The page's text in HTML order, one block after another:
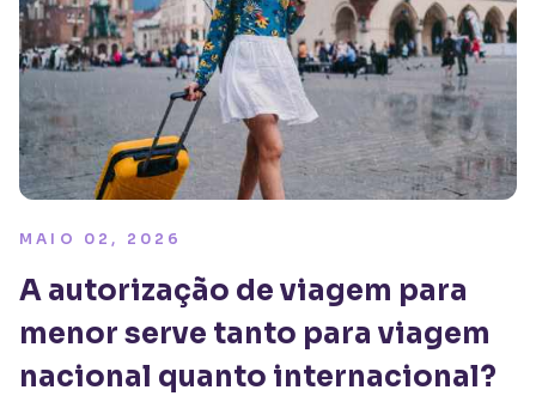
MAIO 02, 2026
A autorização de viagem para
menor serve tanto para viagem
nacional quanto internacional?